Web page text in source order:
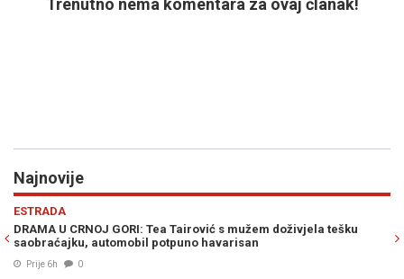
Trenutno nema komentara za ovaj članak!
Najnovije
tešku
BAKIR IZETBEGOVIĆ SIGURAN U POBJEDU SDA:
prekrižena, napravili su samo belaj"